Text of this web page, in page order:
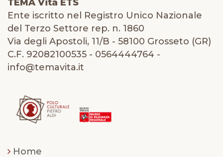
TEMA Vita ETS
Ente iscritto nel Registro Unico Nazionale
del Terzo Settore rep. n. 1860
Via degli Apostoli, 11/B - 58100 Grosseto (GR)
C.F. 92082100535 - 0564444764 -
info@temavita.it
Home